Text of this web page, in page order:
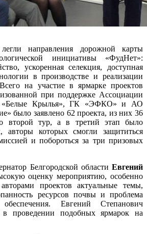
направления дорожной карты
инициативы «ФудНет»:
ускоренная селекция, доступная
в производстве и реализации
на участие в ярмарке проектов
при поддержке Ассоциации
«Белые Крылья», ГК «ЭФКО» и АО
было заявлено 62 проекта, из них 36
второй тур, а в третий этап было
авторы которых смогли защититься
и побороться за три призовых
Белгородской области Евгений
оценку мероприятию, особенно
проектов актуальные темы,
ресурсов почвы и проблема
обеспечения. Евгений Степанович
в проведении подобных ярмарок на